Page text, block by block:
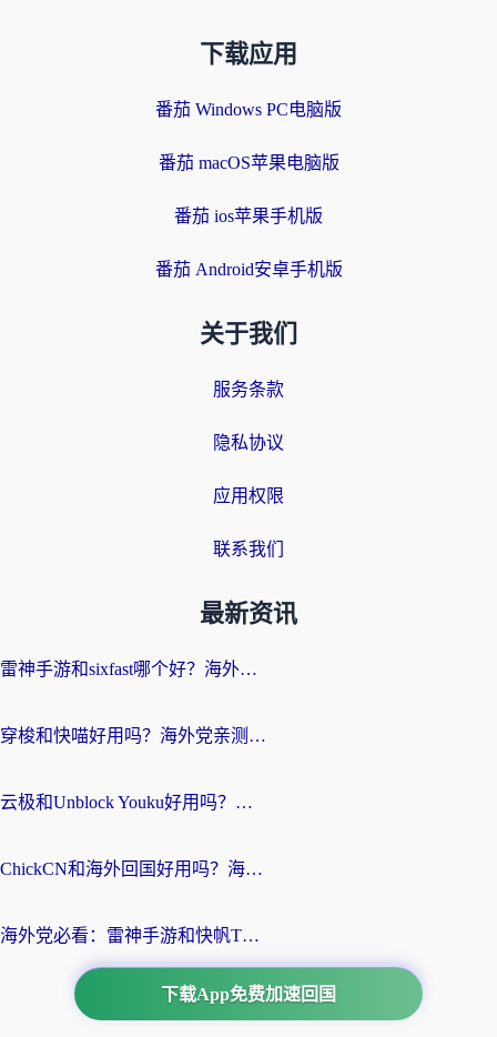
下载应用
番茄 Windows PC电脑版
番茄 macOS苹果电脑版
番茄 ios苹果手机版
番茄 Android安卓手机版
关于我们
服务条款
隐私协议
应用权限
联系我们
最新资讯
雷神手游和sixfast哪个好？海外党亲测3款回国加速器，教你选对不踩坑
穿梭和快喵好用吗？海外党亲测：小众加速器对比+番茄加速器深度体验
云极和Unblock Youku好用吗？海外党亲测+2026回国加速器避坑指南
ChickCN和海外回国好用吗？海外党2026亲测：从手游到影音，选对加速器的3个关键
海外党必看：雷神手游和快帆TV版好用吗？3步选对回国加速器不踩坑
下载App免费加速回国